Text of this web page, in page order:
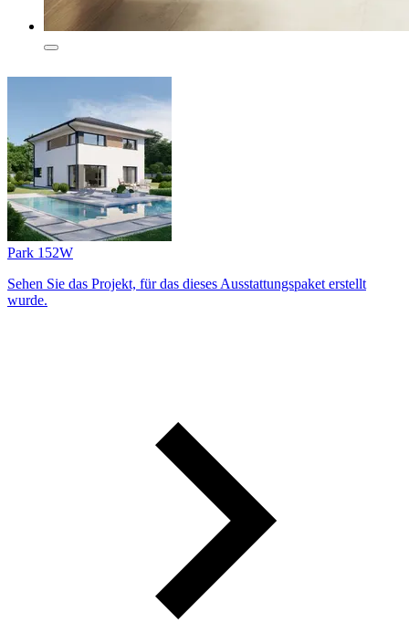
Park 152W
Sehen Sie das Projekt, für das dieses Ausstattungs­paket erstellt
wurde.